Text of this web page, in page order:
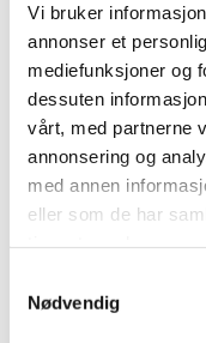
Vi bruker
annonser et
mediefunksjoner og
dessuten
vårt, med partnerne
annonsering og
med annen
eller som de har
Nødvendig
være av
tidsavgrensning.
Inntekt fra arbeid i
avkortes mot